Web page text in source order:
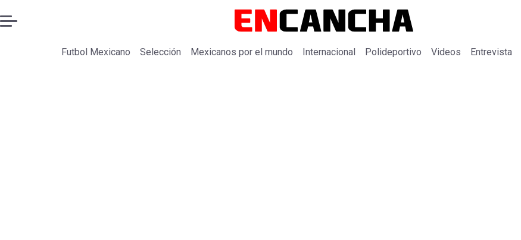
Futbol Mexicano Selección Mexicanos por el mundo Internacional Polideportivo Videos Entrevista